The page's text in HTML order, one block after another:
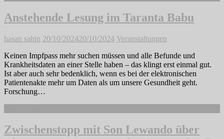
Anstehende Lesung im Taranta Babu
hasan sahin 20/10/202420/10/2024 Veranstaltungen
Keinen Impfpass mehr suchen müssen und alle Befunde und
Krankheitsdaten an einer Stelle haben – das klingt erst einmal gut.
Ist aber auch sehr bedenklich, wenn es bei der elektronischen
Patientenakte mehr um Daten als um unsere Gesundheit geht.
Forschung…
Zwischenstopp mit Son Lewando über